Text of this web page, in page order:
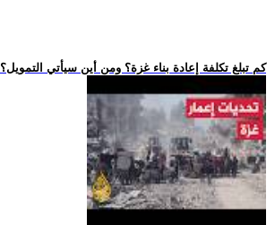
.. كم تبلغ تكلفة إعادة بناء غزة؟ ومن أين سيأتي التمويل؟